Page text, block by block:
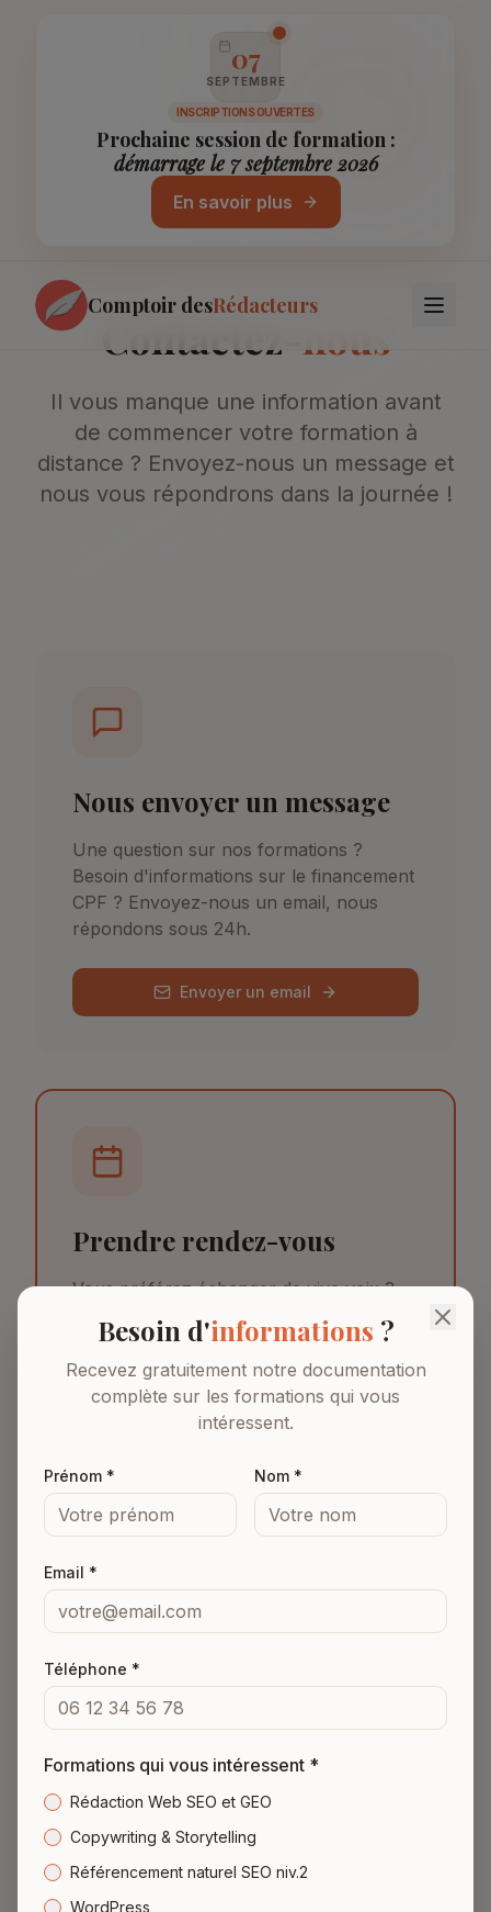
Besoin d'informations ?
Recevez gratuitement notre documentation
complète sur les formations qui vous
intéressent.
Prénom * Nom *
Email *
Téléphone *
Formations qui vous intéressent *
Rédaction Web SEO et GEO
Copywriting & Storytelling
Référencement naturel SEO niv.2
WordPress
07
SEPTEMBRE
INSCRIPTIONS OUVERTES
Prochaine session de formation :
démarrage le 7 septembre 2026
En savoir plus
Comptoir desRédacteurs
Contactez- nous
Il vous manque une information avant
de commencer votre formation à
distance ? Envoyez-nous un message et
nous vous répondrons dans la journée !
Nous envoyer un message
Une question sur nos formations ?
Besoin d'informations sur le financement
CPF ? Envoyez-nous un email, nous
répondons sous 24h.
Envoyer un email
Prendre rendez-vous
Vous préférez échanger de vive voix ?
Demandez un rendez-vous téléphonique
et nous vous rappellerons au créneau de
votre choix.
Demander un RDV
Nos coordonnées